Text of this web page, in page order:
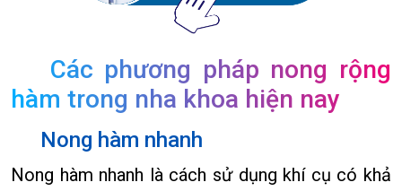
Các phương pháp nong rộng
hàm trong nha khoa hiện nay
Nong hàm nhanh
Nong hàm nhanh là cách sử dụng khí cụ có khả